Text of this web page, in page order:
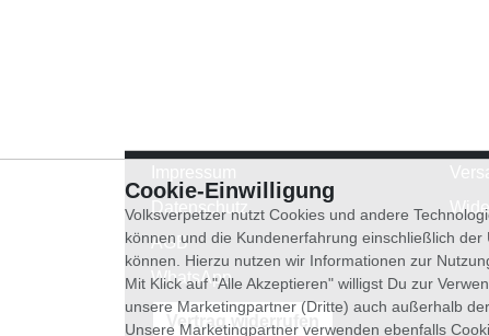
Datenschutz
AGB
WhatsApp
Vertrag widerrufen
Cookie-Einwilligung
Volksverpetzer nutzt Cookies und andere
können und die Kundenerfahrung einschließlich
können. Hierzu nutzen wir Informationen zur
Mit Klick auf "Alle Akzeptieren" willigst Du zur
unsere Marketingpartner (Dritte) auch außerhalb
Unsere Marketingpartner verwenden ebenfalls